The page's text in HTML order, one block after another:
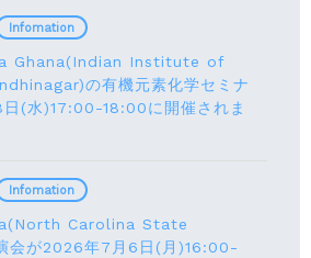
Ghana(Indian Institute of
の有機元素化学セミナ
(水)17:00-18:00に開催されま
Infomation
Carolina State
会が2026年7月6日(月)16:00-
Infomation